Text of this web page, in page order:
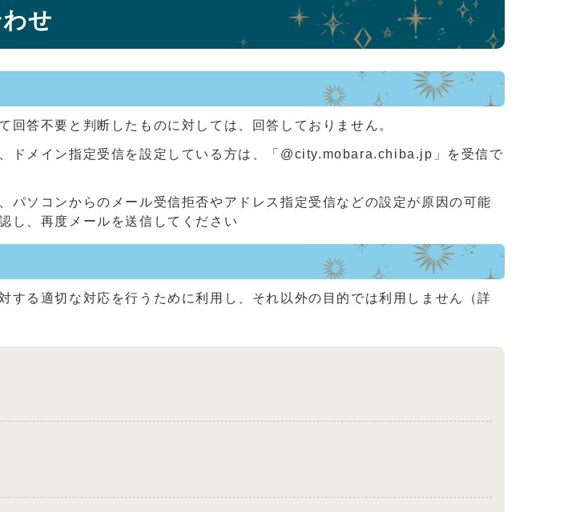
せ
答不要と判断したものに対しては、回答しておりません。
ドメイン指定受信を設定している方は、「@city.mobara.chiba.jp」を受信で
パソコンからのメール受信拒否やアドレス指定受信などの設定が原因の可能
し、再度メールを送信してください
る適切な対応を行うために利用し、それ以外の目的では利用しません（詳